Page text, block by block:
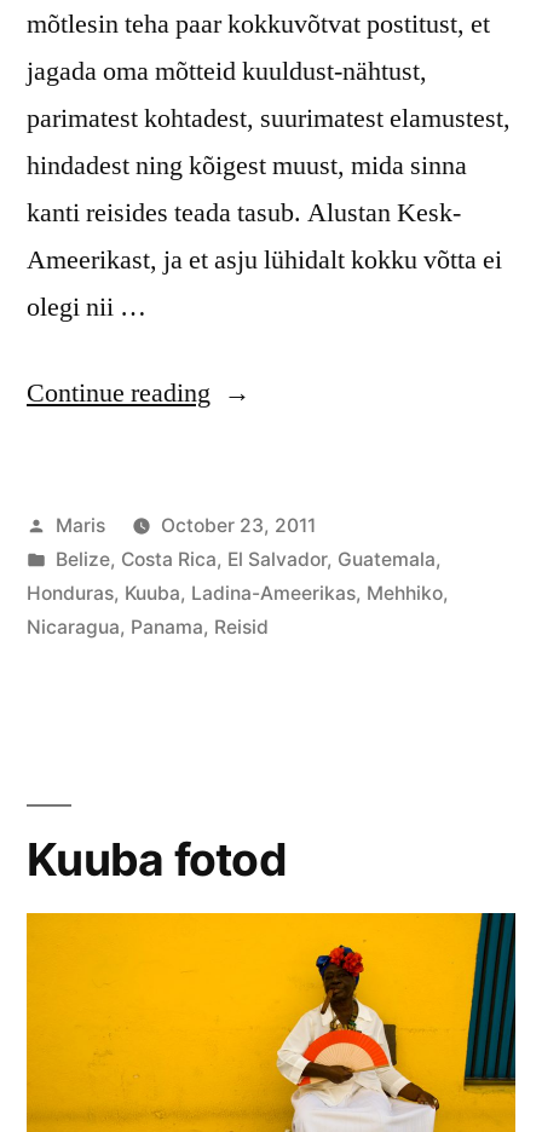
mõtlesin teha paar kokkuvõtvat postitust, et
jagada oma mõtteid kuuldust-nähtust,
parimatest kohtadest, suurimatest elamustest,
hindadest ning kõigest muust, mida sinna
kanti reisides teada tasub. Alustan Kesk-
Ameerikast, ja et asju lühidalt kokku võtta ei
olegi nii …
Continue reading “Sihtkoht
Posted
by
Maris
October 23, 2011
Posted
in
Belize, Costa Rica, El Salvador, Guatemala,
Honduras, Kuuba, Ladina-Ameerikas, Mehhiko,
Nicaragua, Panama, Reisid
Kuuba fotod